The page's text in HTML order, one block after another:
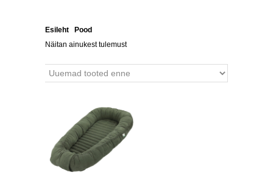
Esileht Pood
Näitan ainukest tulemust